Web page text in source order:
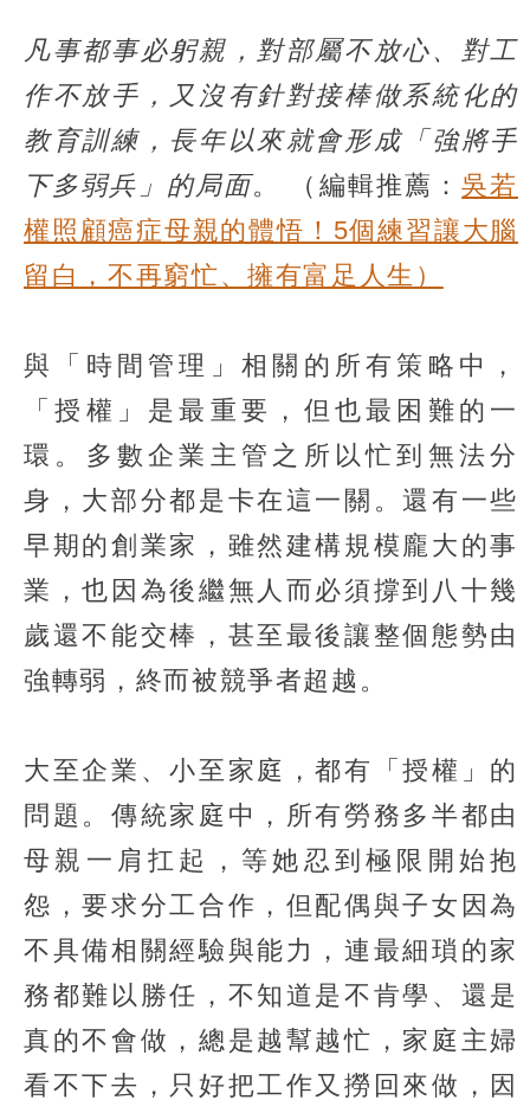
凡事都事必躬親，對部屬不放心、對工
作不放手，又沒有針對接棒做系統化的
教育訓練，長年以來就會形成「強將手
下多弱兵」的局面。 （編輯推薦：吳若
權照顧癌症母親的體悟！5個練習讓大腦
留白，不再窮忙、擁有富足人生）
與「時間管理」相關的所有策略中，
「授權」是最重要，但也最困難的一
環。多數企業主管之所以忙到無法分
身，大部分都是卡在這一關。還有一些
早期的創業家，雖然建構規模龐大的事
業，也因為後繼無人而必須撐到八十幾
歲還不能交棒，甚至最後讓整個態勢由
強轉弱，終而被競爭者超越。
大至企業、小至家庭，都有「授權」的
問題。傳統家庭中，所有勞務多半都由
母親一肩扛起，等她忍到極限開始抱
怨，要求分工合作，但配偶與子女因為
不具備相關經驗與能力，連最細瑣的家
務都難以勝任，不知道是不肯學、還是
真的不會做，總是越幫越忙，家庭主婦
看不下去，只好把工作又撈回來做，因